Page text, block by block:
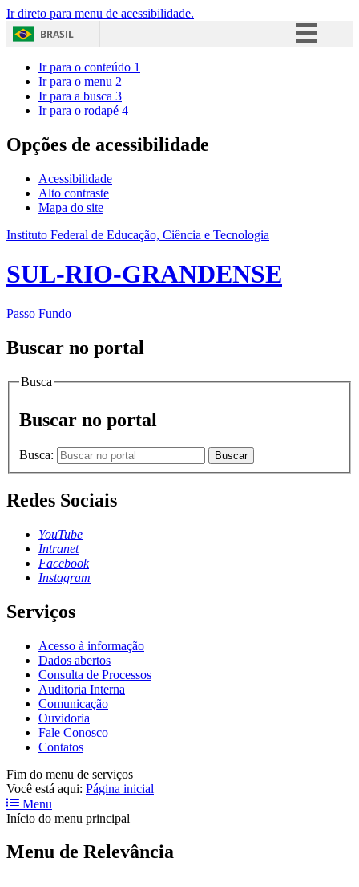
Ir direto para menu de acessibilidade.
BRASIL
Acesso à informação
Ir para o conteúdo 1
Ir para o menu 2
Ir para a busca 3
Ir para o rodapé 4
Opções de acessibilidade
Acessibilidade
Alto contraste
Mapa do site
Instituto Federal de Educação, Ciência e Tecnologia
SUL-RIO-GRANDENSE
Passo Fundo
Buscar no portal
Busca
Buscar no portal
Busca: Buscar
Redes Sociais
YouTube
Intranet
Facebook
Instagram
Serviços
Acesso à informação
Dados abertos
Consulta de Processos
Auditoria Interna
Comunicação
Ouvidoria
Fale Conosco
Contatos
Fim do menu de serviços
Você está aqui: Página inicial
Menu
Início do menu principal
Menu de Relevância